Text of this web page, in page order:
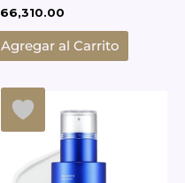
66,310.00
Agregar al Carrito